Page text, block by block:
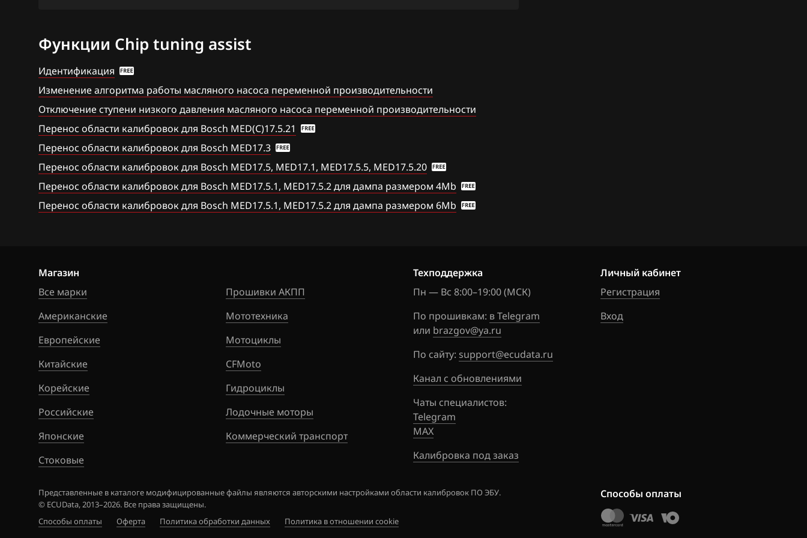
Dacia
DAF
Derways
Dodge
Dongfeng
Exeed
Extreme moto
Ford
Forthing
Foton
GAC
Geely
Genesis
GMC
Great Wall
Groz
Haima
Haval
Bosch MED17.5.25
Bosch MED9.1.x
Bosch MED9.5.x
BOSCH MG1CA811
Bosch MG1CS001
Delphi DCM6.2
Marelli IAW7GV
Siemens PCR2.1
Simos 10xx
Simos 11xx
Simos 12xx
Simos 16xx
Simos 18xx
Simos 4xx
Golf 2.5 (CBUA)
Jetta 1.4 TFSI (CTHA)
Jetta 1.4 TFSI (CZTA)
Passat B6 2.0 TFSI (CBFA)
Passat B6 2.0 TFSI_(CCTA)
Passat B6, B7 1.4 TFSI
Passat B6, B7 1.8 TFSI
(CDGA)
Функции Chip tuning assist
Идентификация
Изменение алгоритма работы масляного насоса переменной производительности
Отключение ступени низкого давления масляного насоса переменной производительности
Перенос области калибровок для Bosch MED(C)17.5.21
Перенос области калибровок для Bosch MED17.3
Перенос области калибровок для Bosch MED17.5, MED17.1, MED17.5.5, MED17.5.20
Перенос области калибровок для Bosch MED17.5.1, MED17.5.2 для дампа размером 4Mb
Перенос области калибровок для Bosch MED17.5.1, MED17.5.2 для дампа размером 6Mb
Магазин
Все марки
Американские
Европейские
Китайские
Корейские
Российские
Японские
Стоковые
Прошивки АКПП
Мототехника
Мотоциклы
CFMoto
Гидроциклы
Лодочные моторы
Коммерческий транспорт
Техподдержка
Пн — Вс 8:00–19:00 (МСК)
По прошивкам: в Telegram
или brazgov@ya.ru
По сайту: support@ecudata.ru
Канал с обновлениями
Чаты специалистов:
Telegram
MAX
Калибровка под заказ
Личный кабинет
Регистрация
Вход
Представленные в каталоге модифицированные файлы являются авторскими настройками области калибровок ПО ЭБУ.
© ECUData, 2013–2026. Все права защищены.
Способы оплаты
Оферта Политика обработки данных Политика в отношении cookie
Способы оплаты